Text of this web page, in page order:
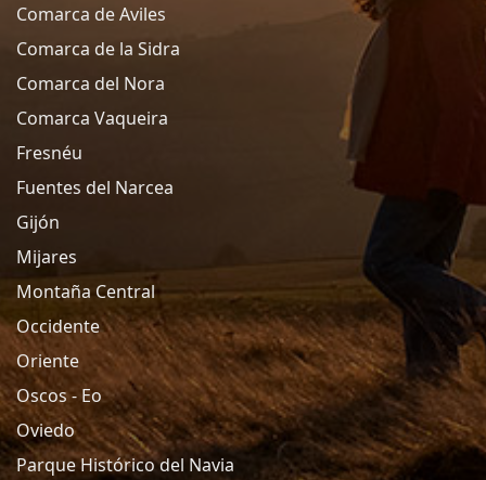
Comarca de Aviles
Comarca de la Sidra
Comarca del Nora
Comarca Vaqueira
Fresnéu
Fuentes del Narcea
Gijón
Mijares
Montaña Central
Occidente
Oriente
Oscos - Eo
Oviedo
Parque Histórico del Navia